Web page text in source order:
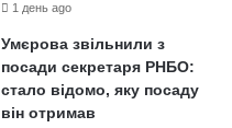
1 день ago
Умєрова звільнили з
посади секретаря РНБО:
стало відомо, яку посаду
він отримав